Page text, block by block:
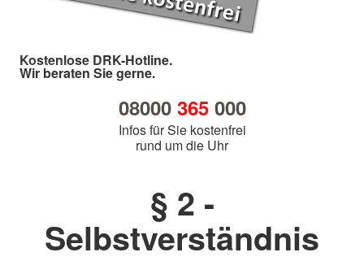
Kostenlose DRK-Hotline.
Wir beraten Sie gerne.
08000 365000
Infos für Sie kostenfrei
rund um die Uhr
§ 2 -
Selbstverständnis